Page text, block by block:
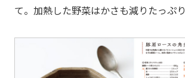
て。加熱した野菜はかさも減りたっぷ